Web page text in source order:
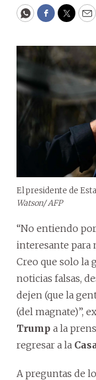
WhatsApp
Facebook
El presidente de
Watson/ AFP
“No entiendo
interesante para
Creo que solo la
noticias falsas,
dejen (que la
(del magnate)”,
Trump a la
regresar a la
A preguntas de